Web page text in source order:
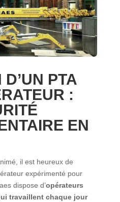
PTA
:
EN
il est heureux de
expérimenté pour
dispose d’opérateurs
travaillent chaque jour